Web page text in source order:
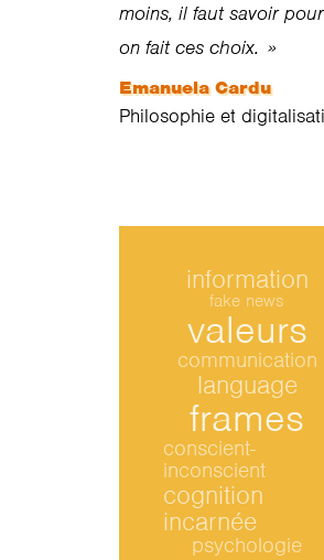
moins, il faut savoir
on fait ces choix. »
Emanuela Cardu
Philosophie et
information
fake news
valeurs
communication
language
frames
conscient-
inconscient
cognition
incarnée
psychologie